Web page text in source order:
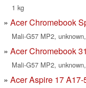
1 kg
Acer Chromebook
Mali-G57 MP2,
Acer Chromebook
Mali-G57 MP2,
Acer Aspire 17 A17-